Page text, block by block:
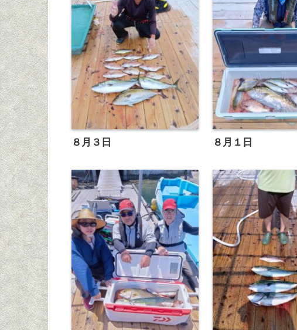
８月３日 ８月１日